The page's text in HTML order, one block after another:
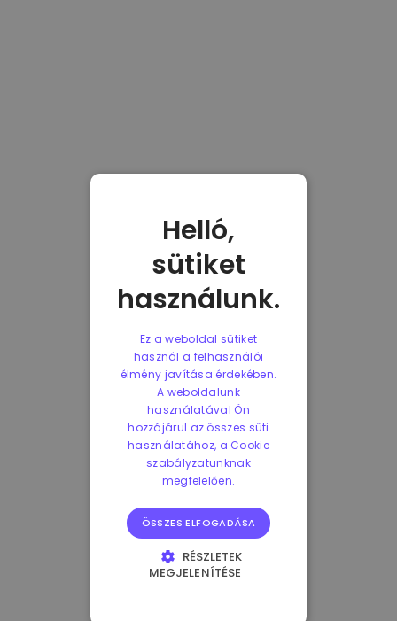
Helló,
sütiket
használunk.
Ez a weboldal sütiket
használ a felhasználói
élmény javítása érdekében.
A weboldalunk
használatával Ön
hozzájárul az összes süti
használatához, a Cookie
szabályzatunknak
megfelelően.
ÖSSZES ELFOGADÁSA
RÉSZLETEK
MEGJELENÍTÉSE